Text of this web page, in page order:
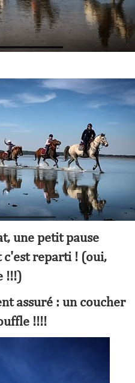
une petit pause
reparti ! (oui,
!!!)
assuré : un coucher
!!!!